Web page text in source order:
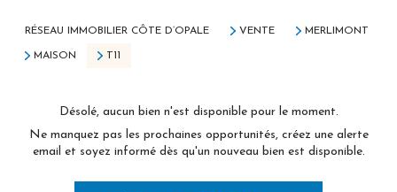
RÉSEAU IMMOBILIER CÔTE D’OPALE VENTE MERLIMONT
MAISON T11
Désolé, aucun bien n'est disponible pour le moment.
Ne manquez pas les prochaines opportunités, créez une alerte
email et soyez informé dès qu'un nouveau bien est disponible.